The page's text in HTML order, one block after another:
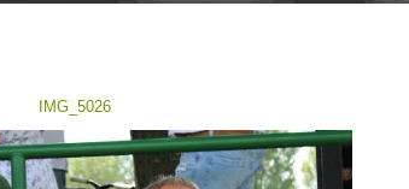
IMG_5026